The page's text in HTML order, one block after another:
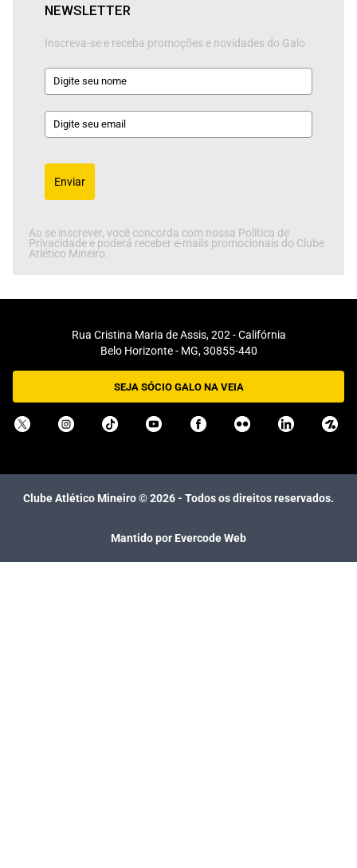
NEWSLETTER
Inscreva-se e receba promoções e novidades do Galo
Enviar
Ao se inscrever, você concorda com nossa Política de
Privacidade e poderá receber e-mails promocionais do Clube
Atlético Mineiro.
Rua Cristina Maria de Assis, 202 - Califórnia
Belo Horizonte - MG, 30855-440
SEJA SÓCIO GALO NA VEIA
Clube Atlético Mineiro ©2026- Todos os direitos reservados.
Mantido por Evercode Web